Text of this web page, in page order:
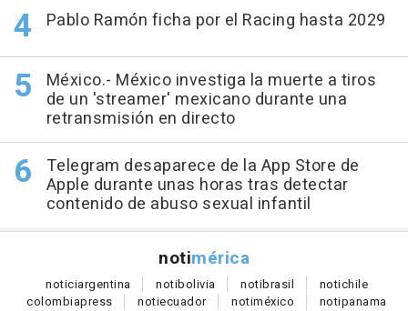
Pablo Ramón ficha por el Racing hasta 2029
México.- México investiga la muerte a tiros
de un 'streamer' mexicano durante una
retransmisión en directo
Telegram desaparece de la App Store de
Apple durante unas horas tras detectar
contenido de abuso sexual infantil
notimérica
noticiargentina notibolivia notibrasil notichile
colombiapress notiecuador notiméxico notipanama